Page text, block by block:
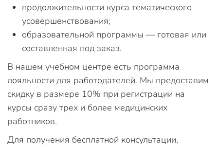
продолжительности курса тематического
усовершенствования;
образовательной программы — готовая или
составленная под заказ.
В нашем учебном центре есть программа
лояльности для работодателей. Мы предоставим
скидку в размере 10% при регистрации на
курсы сразу трех и более медицинских
работников.
Для получения бесплатной консультации,